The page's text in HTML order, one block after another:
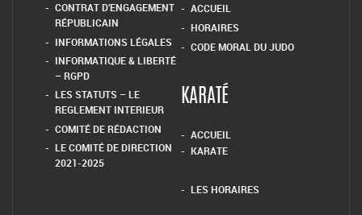
CONTRAT D’ENGAGEMENT
RÉPUBLICAIN
INFORMATIONS LÉGALES
INFORMATIQUE & LIBERTÉ
– RGPD
LES STATUTS – LE
REGLEMENT INTERIEUR
COMITÉ DE RÉDACTION
LE COMITÉ DE DIRECTION
2021-2025
ACCUEIL
HORAIRES
CODE MORAL DU JUDO
KARATÉ
ACCUEIL
KARATE
LES HORAIRES